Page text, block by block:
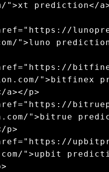
">xt prediction</
">luno
href="https://
">bitfinex
p>
">bitrue
p>
">upbit